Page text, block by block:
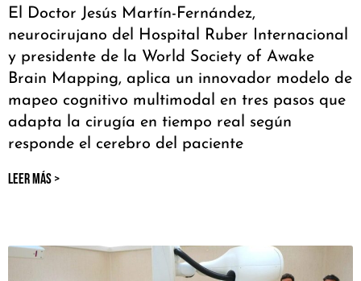
El Doctor Jesús Martín-Fernández,
neurocirujano del Hospital Ruber Internacional
y presidente de la World Society of Awake
Brain Mapping, aplica un innovador modelo de
mapeo cognitivo multimodal en tres pasos que
adapta la cirugía en tiempo real según
responde el cerebro del paciente
LEER MÁS >